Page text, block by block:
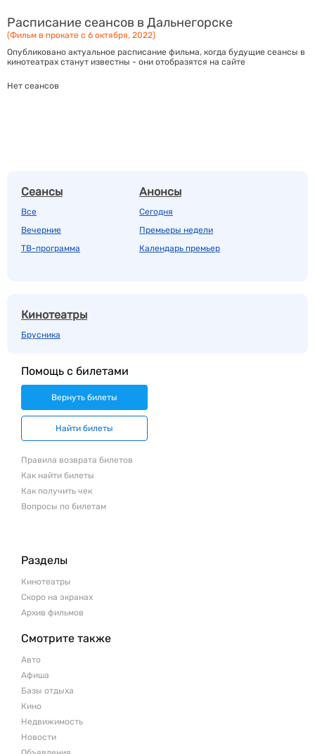
Расписание сеансов в Дальнегорске
(Фильм в прокате с 6 октября, 2022)
Опубликовано актуальное расписание фильма, когда будущие сеансы в
кинотеатрах станут известны - они отобразятся на сайте
Нет сеансов
Сеансы
Все
Вечерние
ТВ-программа
Анонсы
Сегодня
Премьеры недели
Календарь премьер
Кинотеатры
Брусника
Помощь с билетами
Вернуть билеты
Найти билеты
Правила возврата билетов
Как найти билеты
Как получить чек
Вопросы по билетам
Разделы
Кинотеатры
Скоро на экранах
Архив фильмов
Смотрите также
Авто
Афиша
Базы отдыха
Кино
Недвижимость
Новости